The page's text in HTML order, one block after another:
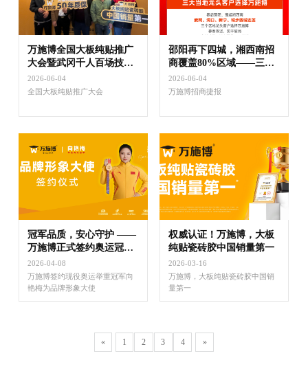
万施博全国大板纯贴推广
大会暨武冈千人百场技术
交流会圆满落幕
2026-06-04
全国大板纯贴推广大会
邵阳再下四城，湘西南招
商覆盖80%区域——三大
当地龙头客户选择万施博
2026-06-04
万施博招商捷报
冠军品质，安心守护 ——
万施博正式签约奥运冠军
向艳梅，共启品牌战略新
征程
2026-04-08
万施博签约现役奥运举重冠军向
艳梅为品牌形象大使
权威认证！万施博，大板
纯贴瓷砖胶中国销量第一
2026-03-16
万施博，大板纯贴瓷砖胶中国销
量第一
« 1 2 3 4 »